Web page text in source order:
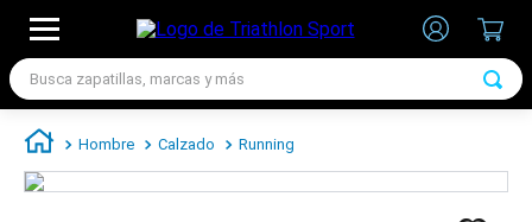
Busca zapatillas, marcas y más
Hombre Calzado Running
TÉRMINOS MÁS BUSCADOS
1.